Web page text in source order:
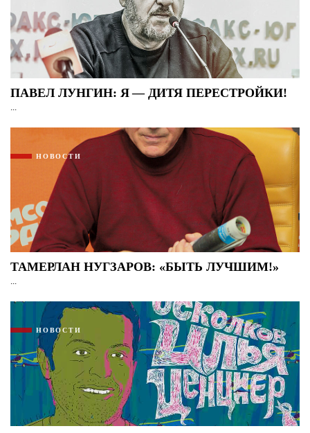
ПАВЕЛ ЛУНГИН: Я — ДИТЯ ПЕРЕСТРОЙКИ!
...
НОВОСТИ
ТАМЕРЛАН НУГЗАРОВ: «БЫТЬ ЛУЧШИМ!»
...
НОВОСТИ